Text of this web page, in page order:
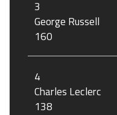
3
George Russell
160
4
Charles Leclerc
138